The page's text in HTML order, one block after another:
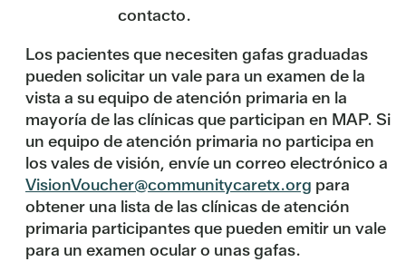
contacto.
Los pacientes que necesiten gafas graduadas
pueden solicitar un vale para un examen de la
vista a su equipo de atención primaria en la
mayoría de las clínicas que participan en MAP. Si
un equipo de atención primaria no participa en
los vales de visión, envíe un correo electrónico a
VisionVoucher@communitycaretx.org para
obtener una lista de las clínicas de atención
primaria participantes que pueden emitir un vale
para un examen ocular o unas gafas.